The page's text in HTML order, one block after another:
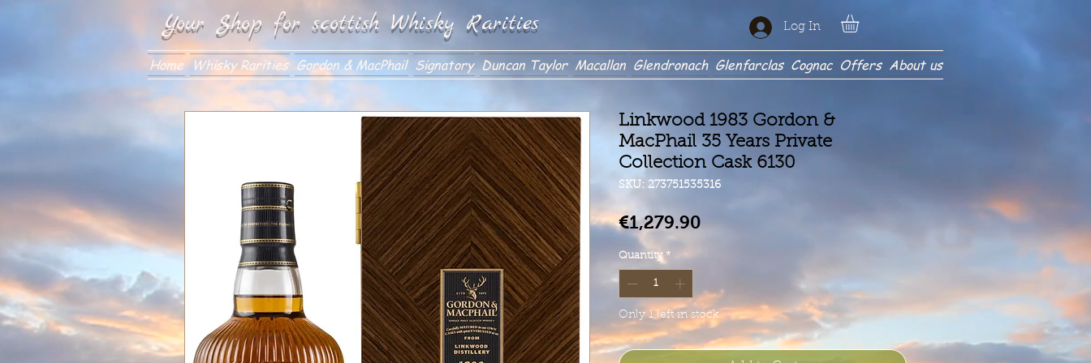
Your Shop for scottish Whisky Rarities Log In
Home Whisky Rarities Gordon & MacPhail Signatory Duncan Taylor Macallan Glendronach Glenfarclas Cognac Offers About us
Linkwood 1983 Gordon &
MacPhail 35 Years Private
Collection Cask 6130
SKU: 273751535316
€1,279.90Price
Quantity *
Only 1 left in stock